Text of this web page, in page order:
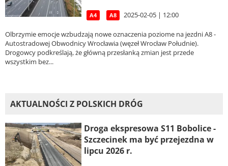
A4 A8 2025-02-05 | 12:00
Olbrzymie emocje wzbudzają nowe oznaczenia poziome na jezdni A8 -
Autostradowej Obwodnicy Wrocławia (węzeł Wrocław Południe).
Drogowcy podkreślają, że główną przesłanką zmian jest przede
wszystkim bez...
AKTUALNOŚCI Z POLSKICH DRÓG
Droga ekspresowa S11 Bobolice -
Szczecinek ma być przejezdna w
lipcu 2026 r.